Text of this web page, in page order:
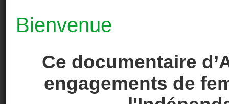
Bienvenue
Ce documentaire
engagements de